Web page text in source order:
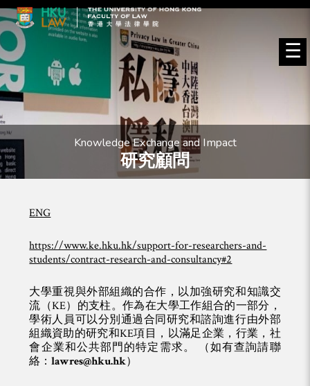
☰
Knowledge Exchange and Impact
研究顧問
ENG
https://www.ke.hku.hk/support-for-researchers-and-
students/contract-research-and-consultancy#2
大學重視與外部組織的合作，以加強研究和知識交
流（KE）的支柱。作為在大學工作組合的一部分，
學術人員可以分別通過合同研究和諮詢進行由外部
組織資助的研究和KE項目，以滿足企業，行業，社
會企業和公共部門的特定需求。 （如有查詢請聯
絡：lawres@hku.hk）